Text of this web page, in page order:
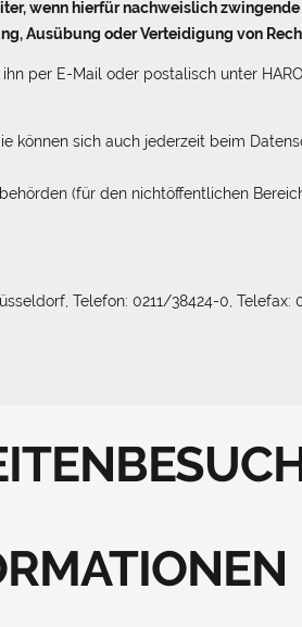
wenn hierfür nachweislich
Ausübung oder Verteidigung von
per E-Mail oder postalisch unter
können sich auch jederzeit beim
(für den nichtöffentlichen
Telefon: 0211/38424-0, Telefax: